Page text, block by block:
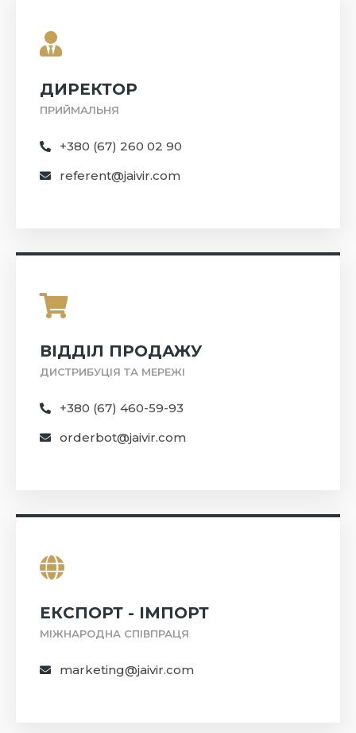
ДИРЕКТОР
ПРИЙМАЛЬНЯ
+380 (67) 260 02 90
referent@jaivir.com
ВІДДІЛ ПРОДАЖУ
ДИСТРИБУЦІЯ ТА МЕРЕЖІ
+380 (67) 460-59-93
orderbot@jaivir.com
ЕКСПОРТ - ІМПОРТ
МІЖНАРОДНА СПІВПРАЦЯ
marketing@jaivir.com